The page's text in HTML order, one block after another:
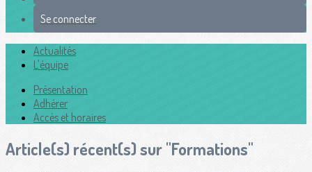
Se connecter
Actualités
L'équipe
Présentation
Adhérer
Accès et horaires
Article(s) récent(s) sur "Formations"